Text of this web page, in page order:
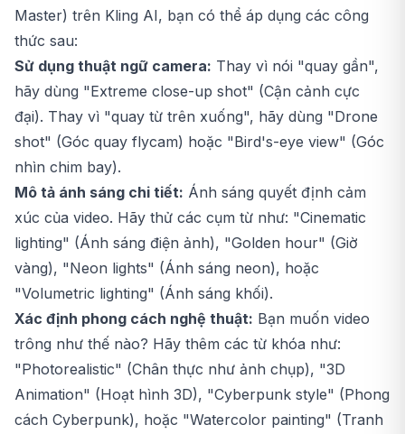
Master) trên Kling AI, bạn có thể áp dụng các công
thức sau:
Sử dụng thuật ngữ camera: Thay vì nói "quay gần",
hãy dùng "Extreme close-up shot" (Cận cảnh cực
đại). Thay vì "quay từ trên xuống", hãy dùng "Drone
shot" (Góc quay flycam) hoặc "Bird's-eye view" (Góc
nhìn chim bay).
Mô tả ánh sáng chi tiết: Ánh sáng quyết định cảm
xúc của video. Hãy thử các cụm từ như: "Cinematic
lighting" (Ánh sáng điện ảnh), "Golden hour" (Giờ
vàng), "Neon lights" (Ánh sáng neon), hoặc
"Volumetric lighting" (Ánh sáng khối).
Xác định phong cách nghệ thuật: Bạn muốn video
trông như thế nào? Hãy thêm các từ khóa như:
"Photorealistic" (Chân thực như ảnh chụp), "3D
Animation" (Hoạt hình 3D), "Cyberpunk style" (Phong
cách Cyberpunk), hoặc "Watercolor painting" (Tranh